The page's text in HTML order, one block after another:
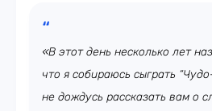
«В этот день несколько лет
что я собираюсь сыграть
не дождусь рассказать вам о